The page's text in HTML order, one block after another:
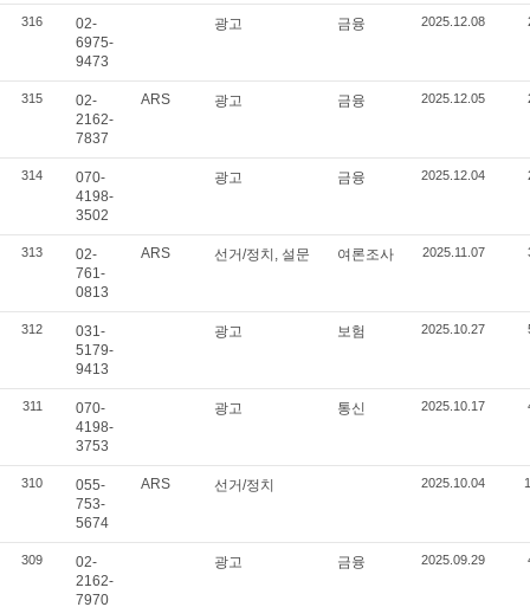
316
02-
6975-
9473
광고 금융 2025.12.08
315
02-
2162-
7837
ARS 광고 금융 2025.12.05
314
070-
4198-
3502
광고 금융 2025.12.04
313
02-
761-
0813
ARS 선거/정치, 설문 여론조사 2025.11.07
312
031-
5179-
9413
광고 보험 2025.10.27
311
070-
4198-
3753
광고 통신 2025.10.17
310
055-
753-
5674
ARS 선거/정치 2025.10.04
309
02-
2162-
7970
광고 금융 2025.09.29